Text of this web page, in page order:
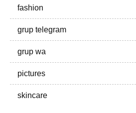
fashion
grup telegram
grup wa
pictures
skincare